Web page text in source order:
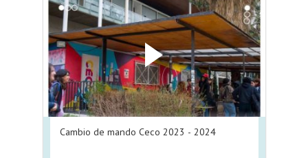
Cambio de mando Ceco 2023 - 2024